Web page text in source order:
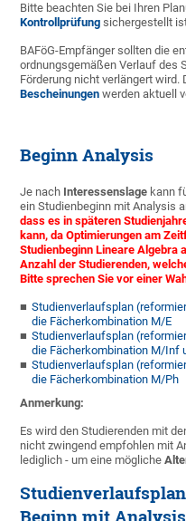
Bitte beachten Sie bei Ihren
Kontrollprüfung sichergestellt
BAFöG-Empfänger sollten die
ordnungsgemäßen Verlauf des
Förderung nicht verlängert wird.
Bescheinungen werden aktuell
Beginn Analysis
Je nach Interessenslage kann
ein Studienbeginn mit Analysis
dass es in späteren
kann, da Optimierungen am
Studienbeginn Lineare Algebra
Anzahl der Studierenden,
Bitte sprechen Sie vor einer
Studienverlaufsplan
die Fächerkombination M/E
Studienverlaufsplan
die Fächerkombination M/Inf
Studienverlaufsplan
die Fächerkombination M/Ph
Anmerkung:
Es wird den Studierenden mit
nicht zwingend empfohlen mit
lediglich - um eine mögliche